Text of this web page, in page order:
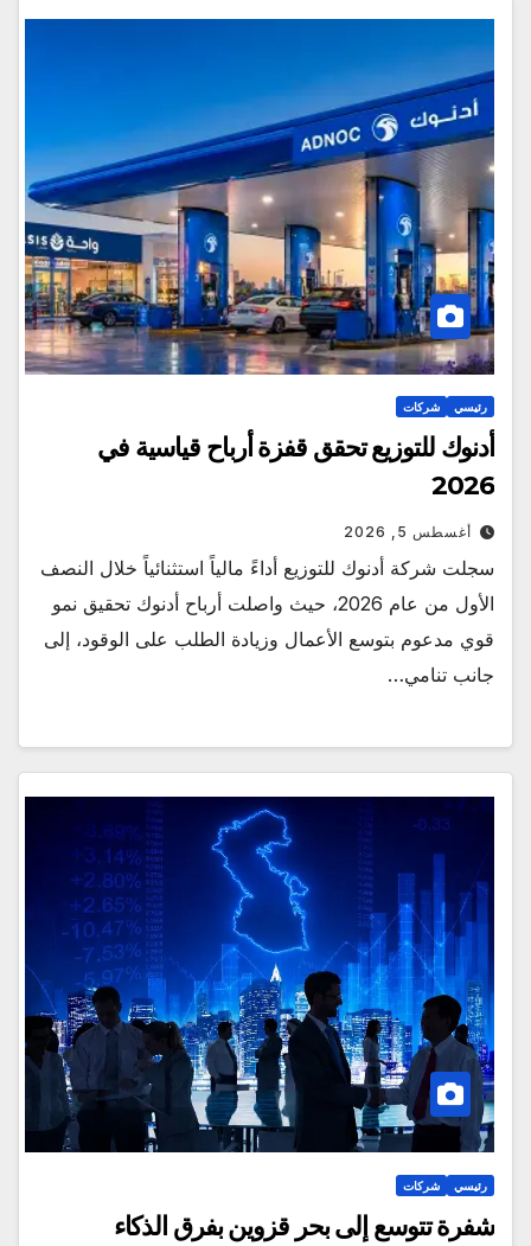
رئيسي شركات
أدنوك للتوزيع تحقق قفزة أرباح قياسية في
2026
أغسطس 5, 2026
سجلت شركة أدنوك للتوزيع أداءً مالياً استثنائياً خلال النصف
الأول من عام 2026، حيث واصلت أرباح أدنوك تحقيق نمو
قوي مدعوم بتوسع الأعمال وزيادة الطلب على الوقود، إلى
جانب تنامي…
رئيسي شركات
شفرة تتوسع إلى بحر قزوين بفرق الذكاء